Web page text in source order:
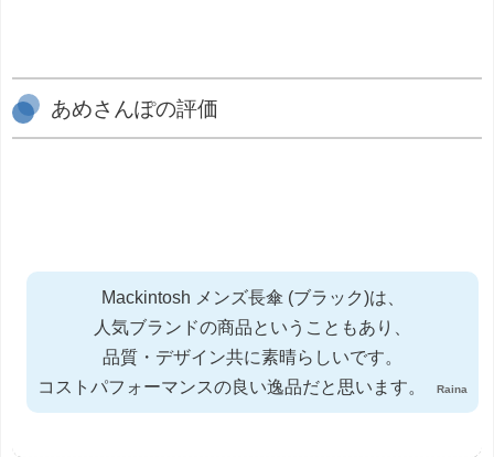
あめさんぽの評価
Mackintosh メンズ長傘 (ブラック)は、
人気ブランドの商品ということもあり、
品質・デザイン共に素晴らしいです。
コストパフォーマンスの良い逸品だと思います。
Raina